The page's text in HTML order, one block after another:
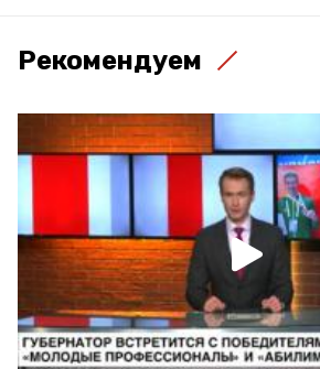
Рекомендуем